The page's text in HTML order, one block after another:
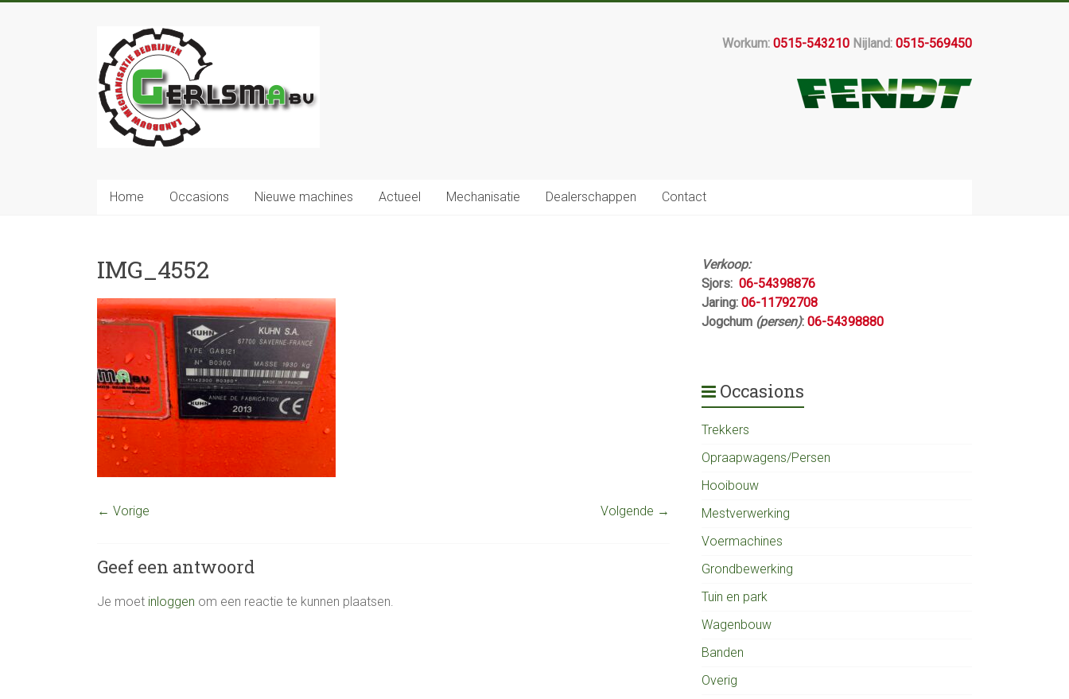
Workum: 0515-543210 Nijland: 0515-569450
Home Occasions Nieuwe machines Actueel Mechanisatie Dealerschappen Contact
IMG_4552
← Vorige Volgende →
Geef een antwoord
Je moet inloggen om een reactie te kunnen plaatsen.
Verkoop:
Sjors:06-54398876
Jaring:06-11792708
Jogchum (persen): 06-54398880
Occasions
Trekkers
Opraapwagens/Persen
Hooibouw
Mestverwerking
Voermachines
Grondbewerking
Tuin en park
Wagenbouw
Banden
Overig